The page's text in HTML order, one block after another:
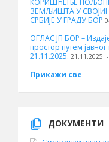
КОРИШЋЕЊЕ
ЗЕМЉИШТА У
СРБИЈЕ У ГРАДУ БОР
ОГЛАС ЈП БОР –
простор путем
21.11.2025. 21.11.2025.
Прикажи све
ДОКУМЕНТИ